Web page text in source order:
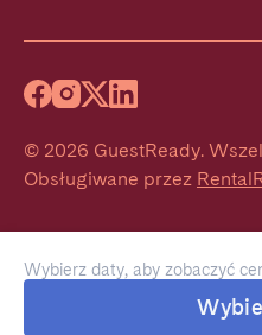
Wybierz daty, aby zobaczyć
© 2026 GuestReady.
Obsługiwane przez